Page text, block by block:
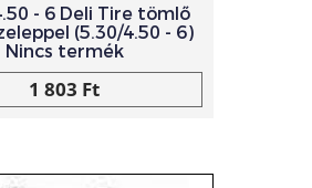
- 6 Deli Tire tömlő
(5.30/4.50 - 6)
Nincs termék
1 803 Ft